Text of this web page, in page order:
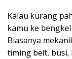
Kalau kurang
kamu ke
Biasanya
timing belt, busi,